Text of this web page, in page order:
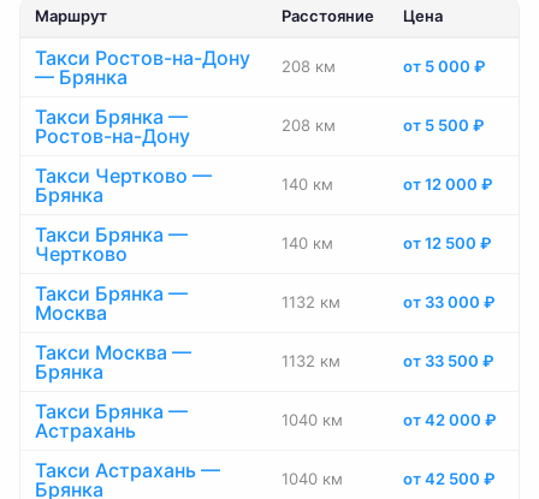
Маршрут Расстояние Цена
Такси Ростов-на-Дону
— Брянка
208 км от 5 000 ₽
Такси Брянка —
Ростов-на-Дону
208 км от 5 500 ₽
Такси Чертково —
Брянка
140 км от 12 000 ₽
Такси Брянка —
Чертково
140 км от 12 500 ₽
Такси Брянка —
Москва
1132 км от 33 000 ₽
Такси Москва —
Брянка
1132 км от 33 500 ₽
Такси Брянка —
Астрахань
1040 км от 42 000 ₽
Такси Астрахань —
Брянка
1040 км от 42 500 ₽